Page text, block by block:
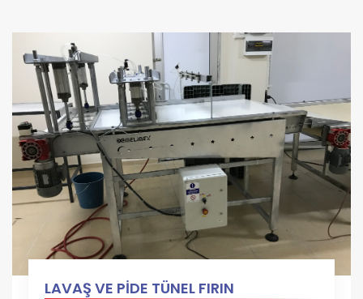
LAVAŞ VE PİDE TÜNEL FIRIN